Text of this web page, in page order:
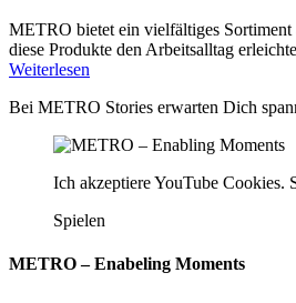
METRO bietet ein vielfältiges
diese Produkte den Arbeitsalltag
Weiterlesen
Bei METRO Stories erwarten Dich
Ich akzeptiere YouTube Cookies.
Spielen
METRO – Enabeling Moments